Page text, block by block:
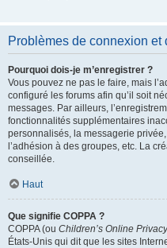
Problèmes de connexion et
Pourquoi dois-je m’enregistrer ?
Vous pouvez ne pas le faire, mais
configuré les forums afin qu’il soit
messages. Par ailleurs,
fonctionnalités supplémentaires
personnalisés, la messagerie
l’adhésion à des groupes, etc. La
conseillée.
Haut
Que signifie COPPA ?
COPPA (ou Children’s Online
États-Unis qui dit que les sites